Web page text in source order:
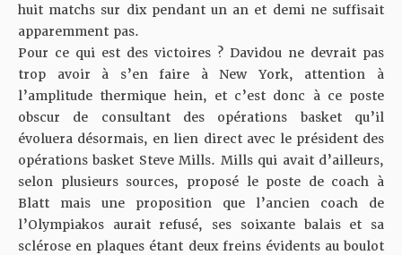
huit matchs sur dix pendant un an et demi ne suffisait
apparemment pas.
Pour ce qui est des victoires ? Davidou ne devrait pas
trop avoir à s’en faire à New York, attention à
l’amplitude thermique hein, et c’est donc à ce poste
obscur de consultant des opérations basket qu’il
évoluera désormais, en lien direct avec le président des
opérations basket Steve Mills. Mills qui avait d’ailleurs,
selon plusieurs sources, proposé le poste de coach à
Blatt mais une proposition que l’ancien coach de
l’Olympiakos aurait refusé, ses soixante balais et sa
sclérose en plaques étant deux freins évidents au boulot